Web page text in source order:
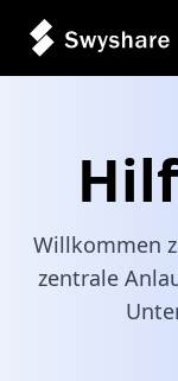
Willkommen
zentrale